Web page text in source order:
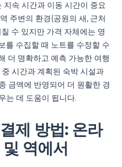
지속 시간과 이동 시간이 중요
주변의 환경(공원의 새, 근처
수 있지만 가격 자체에는 영
를 수집할 때 노트를 수정할 수
더 명확하고 예측 가능한 여행
시간과 계획된 숙박 시설과
금액에 반영되어 더 원활한 경
는 데 도움이 됩니다.
제 방법: 온라
역에서